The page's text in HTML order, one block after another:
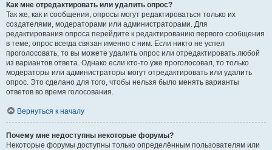
Как мне отредактировать или удалить опрос?
Так же, как и сообщения, опросы могут редактироваться только их
создателями, модераторами или администраторами. Для
редактирования опроса перейдите к редактированию первого сообщения
в теме; опрос всегда связан именно с ним. Если никто не успел
проголосовать, то вы можете удалить опрос или отредактировать любой
из вариантов ответа. Однако если кто-то уже проголосовал, то только
модераторы или администраторы могут отредактировать или удалить
опрос. Это сделано для того, чтобы нельзя было менять варианты
ответов во время голосования.
Вернуться к началу
Почему мне недоступны некоторые форумы?
Некоторые форумы доступны только определённым пользователям или